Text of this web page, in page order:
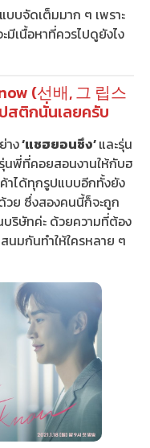
บจัดเต็มมาก ๆ เพราะ
มีเนื้อหาที่ควรไปดูยังไง
(선배, 그 립스
สติกนั่นเลยครับ
าง‘แชฮยอนซึง’และรุ่น
นพี่ที่คอยสอนงานให้กับฮ
าได้ทุกรูปแบบอีกทั้งยัง
วย ซึ่งสองคนนี้ก็จะถูก
บริษัทค่ะ ด้วยความที่ต้อง
มกันทำให้ใครหลาย ๆ